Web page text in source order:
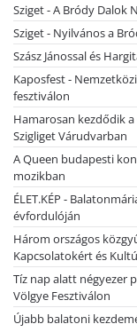
Sziget - A Bródy Dalok
Sziget - Nyilvános a
Szász Jánossal és
Kaposfest -
fesztiválon
Hamarosan kezdődik
Szigliget Várudvarban
A Queen budapesti
mozikban
ÉLET.KÉP -
évfordulóján
Három országos
Kapcsolatokért és
Tíz nap alatt négyezer
Völgye Fesztiválon
Újabb balatoni